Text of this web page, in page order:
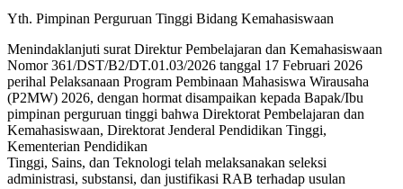
Yth. Pimpinan Perguruan Tinggi Bidang Kemahasiswaan
Menindaklanjuti surat Direktur Pembelajaran dan Kemahasiswaan
Nomor 361/DST/B2/DT.01.03/2026 tanggal 17 Februari 2026
perihal Pelaksanaan Program Pembinaan Mahasiswa Wirausaha
(P2MW) 2026, dengan hormat disampaikan kepada Bapak/Ibu
pimpinan perguruan tinggi bahwa Direktorat Pembelajaran dan
Kemahasiswaan, Direktorat Jenderal Pendidikan Tinggi,
Kementerian Pendidikan
Tinggi, Sains, dan Teknologi telah melaksanakan seleksi
administrasi, substansi, dan justifikasi RAB terhadap usulan